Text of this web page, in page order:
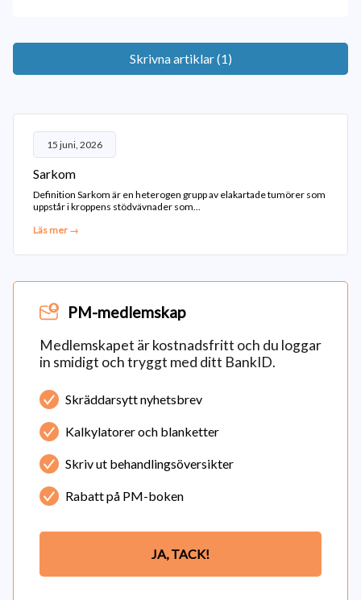
Skrivna artiklar (1)
15 juni, 2026
Sarkom
Definition Sarkom är en heterogen grupp av elakartade tumörer som
uppstår i kroppens stödvävnader som...
Läs mer →
PM-medlemskap
Medlemskapet är kostnadsfritt och du loggar
in smidigt och tryggt med ditt BankID.
Skräddarsytt nyhetsbrev
Kalkylatorer och blanketter
Skriv ut behandlingsöversikter
Rabatt på PM-boken
JA, TACK!